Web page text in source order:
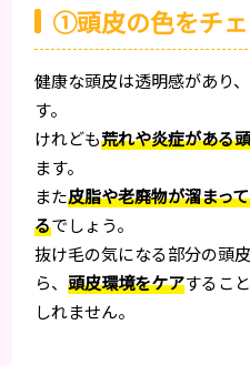
①頭皮の色をチ
健康な頭皮は透明感があり
す。
けれども荒れや炎症がある
ます。
また皮脂や老廃物が溜まっ
るでしょう。
抜け毛の気になる部分の頭
ら、頭皮環境をケアするこ
しれません。